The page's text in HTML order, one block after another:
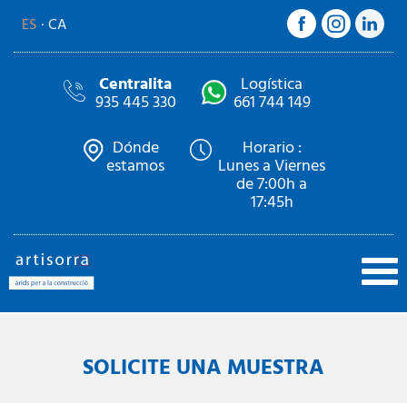
ES CA
Centralita
935 445 330
Logística
661 744 149
Dónde
estamos
Horario :
Lunes a Viernes
de 7:00h a
17:45h
SOLICITE UNA MUESTRA